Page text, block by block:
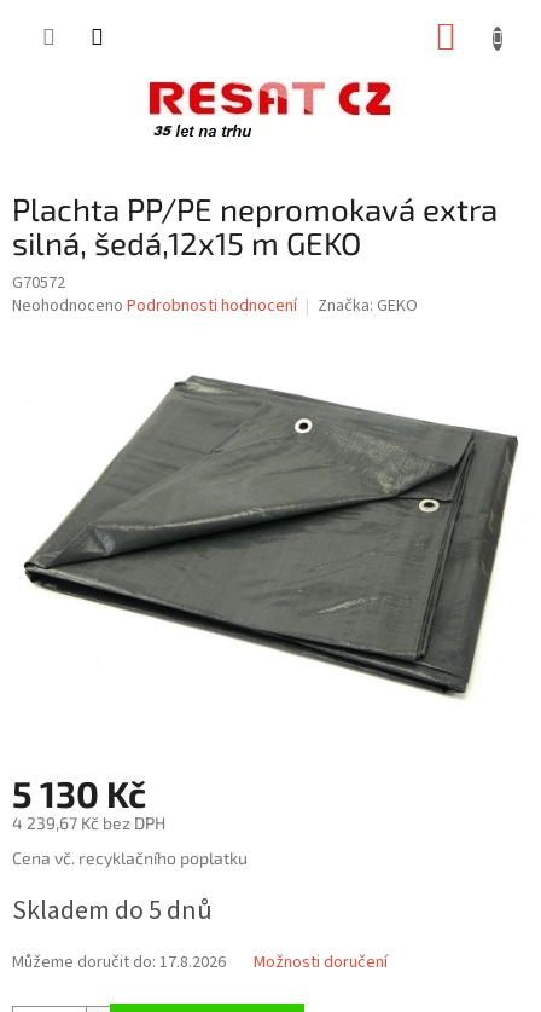
Plachta PP/PE nepromokavá extra
silná, šedá,12x15 m GEKO
G70572
Průměrné
Neohodnoceno Podrobnosti hodnocení Značka: GEKO
5 130 Kč
4 239,67 Kč bez DPH
Měrná
Cena vč. recyklačního poplatku
Skladem do 5 dnů
Můžeme doručit do: 17.8.2026 Možnosti doručení